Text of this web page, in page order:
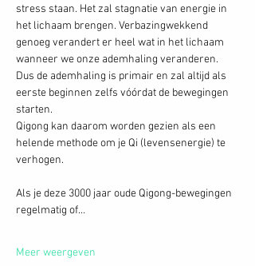
stress staan. Het zal stagnatie van energie in
het lichaam brengen. Verbazingwekkend
genoeg verandert er heel wat in het lichaam
wanneer we onze ademhaling veranderen.
Dus de ademhaling is primair en zal altijd als
eerste beginnen zelfs vóórdat de bewegingen
starten.
Qigong kan daarom worden gezien als een
helende methode om je Qi (levensenergie) te
verhogen.
Als je deze 3000 jaar oude Qigong-bewegingen
regelmatig of…
Meer weergeven